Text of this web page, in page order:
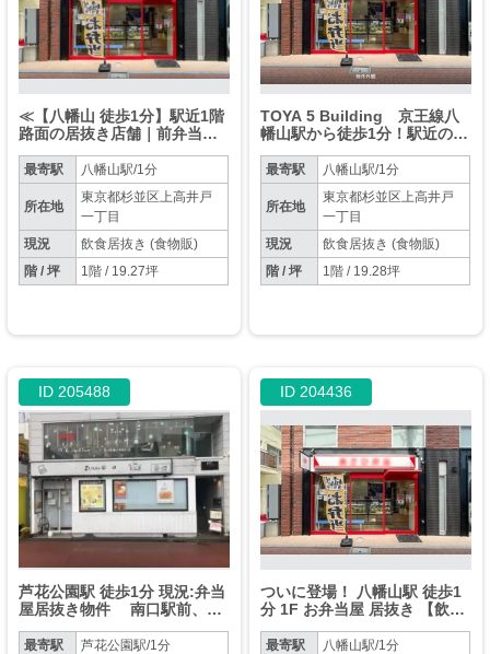
≪【八幡山 徒歩1分】駅近1階
路面の居抜き店舗｜前弁当
埋設≫
最寄駅 八幡山駅/1分
所在地
東京都杉並区上高井戸
一丁目
現況
飲食居抜き (食物販)
階 / 坪
1階 / 19.27坪
TOYA 5 Building 京王線八
幡山駅から徒歩1分！駅近の1
件が出ました。
最寄駅 八幡山駅/1分
所在地
東京都杉並区上高井戸
一丁目
現況
飲食居抜き (食物販)
階 / 坪
1階 / 19.28坪
ID 205488
芦花公園駅 徒歩1分 現況:弁当
屋居抜き物件 南口駅前、千
◎ 詳細業種はご相談くださ
最寄駅 芦花公園駅/1分
ID 204436
ついに登場！ 八幡山駅 徒歩1
分 1F お弁当屋 居抜き 【飲食
可
最寄駅 八幡山駅/1分